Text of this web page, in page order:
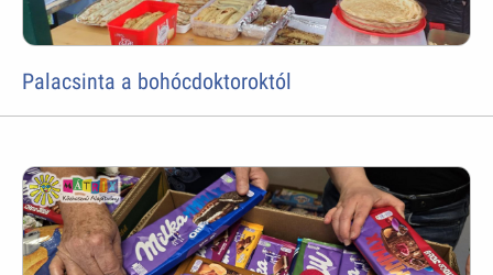
Palacsinta a bohócdoktoroktól